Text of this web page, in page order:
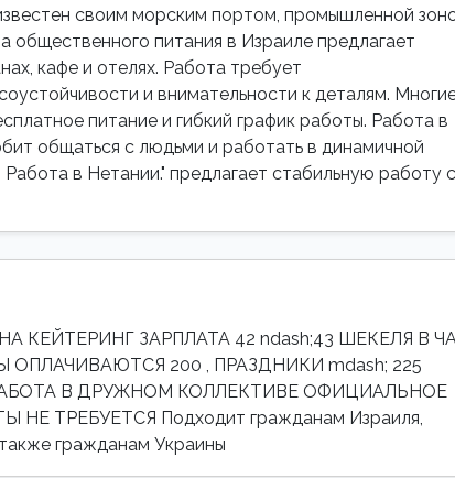
своим морским портом, промышленной
общественного питания в Израиле предлагает
кафе и отелях. Работа требует
и внимательности к деталям.
питание и гибкий график работы. Работа в
общаться с людьми и работать в динамичной
в Нетании." предлагает стабильную работу с
КЕЙТЕРИНГ ЗАРПЛАТА 42 ndash;43 ШЕКЕЛЯ В
ОПЛАЧИВАЮТСЯ 200 , ПРАЗДНИКИ mdash; 225
В ДРУЖНОМ КОЛЛЕКТИВЕ ОФИЦИАЛЬНОЕ
ТРЕБУЕТСЯ Подходит гражданам Израиля,
гражданам Украины